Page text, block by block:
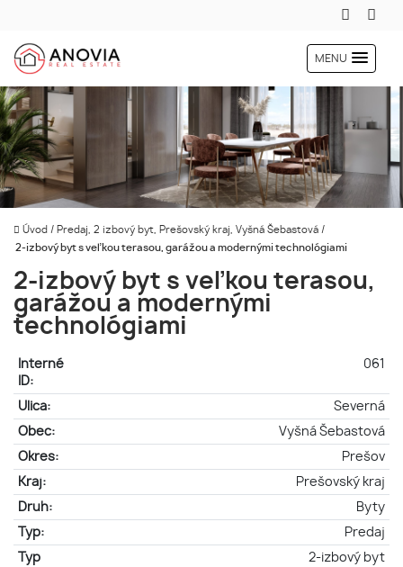
MENU
Úvod / Predaj, 2 izbový byt, Prešovský kraj, Vyšná Šebastová /
2-izbový byt s veľkou terasou, garážou a modernými technológiami
2-izbový byt s veľkou terasou,
garážou a modernými
technológiami
Interné
ID:
061
Ulica:
Severná
Obec:
Vyšná Šebastová
Okres:
Prešov
Kraj:
Prešovský kraj
Druh:
Byty
Typ:
Predaj
Typ
2-izbový byt